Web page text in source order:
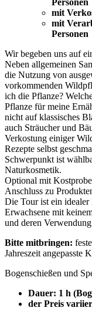
Personen
mit
mit
Personen
Wir begeben uns auf
Neben allgemeinen
die Nutzung von
vorkommenden
ich die Pflanze?
Pflanze für meine
nicht auf klassisches
auch Sträucher und
Verkostung einiger
Rezepte selbst
Schwerpunkt ist
Naturkosmetik.
Optional mit
Anschluss zu
Die Tour ist ein idealer
Erwachsene mit
und deren
Bitte mitbringen:
Jahreszeit angepasste
Bogenschießen und
Dauer: 1 h
der Preis